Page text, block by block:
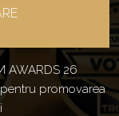
AWARDS 26
pentru promovarea